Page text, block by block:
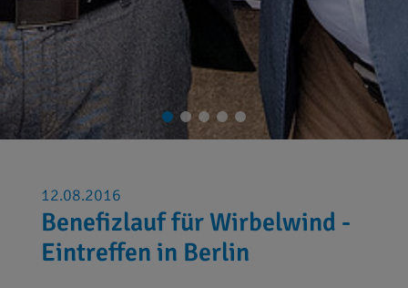
12.08.2016
Benefizlauf für Wirbelwind -
Eintreffen in Berlin